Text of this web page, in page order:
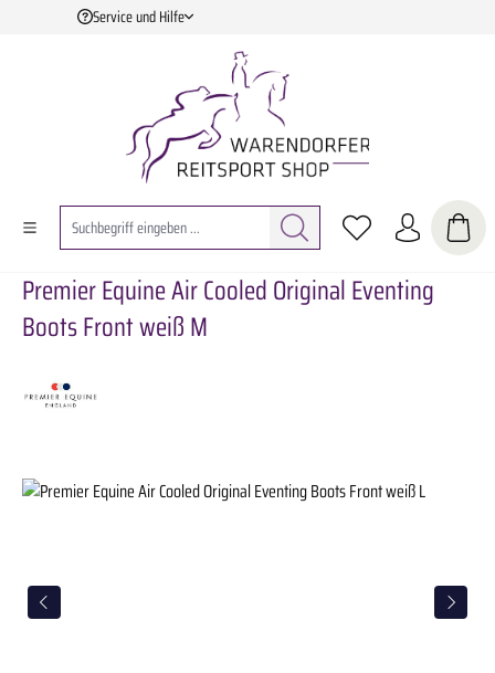
Zum Hauptinhalt springen
Service und Hilfe
Premier Equine Air Cooled Original Eventing
Boots Front weiß M
Bildergalerie überspringen